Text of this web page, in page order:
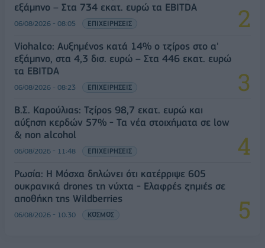
εξάμηνο – Στα 734 εκατ. ευρώ τα EBITDA
06/08/2026 - 08:05 ΕΠΙΧΕΙΡΗΣΕΙΣ
Viohalco: Αυξημένος κατά 14% ο τζίρος στο α'
εξάμηνο, στα 4,3 δισ. ευρώ – Στα 446 εκατ. ευρώ
τα EBITDA
06/08/2026 - 08:23 ΕΠΙΧΕΙΡΗΣΕΙΣ
Β.Σ. Καρούλιας: Τζίρος 98,7 εκατ. ευρώ και
αύξηση κερδών 57% - Τα νέα στοιχήματα σε low
& non alcohol
06/08/2026 - 11:48 ΕΠΙΧΕΙΡΗΣΕΙΣ
Ρωσία: Η Μόσχα δηλώνει ότι κατέρριψε 605
ουκρανικά drones τη νύχτα - Ελαφρές ζημιές σε
αποθήκη της Wildberries
06/08/2026 - 10:30 ΚΟΣΜΟΣ